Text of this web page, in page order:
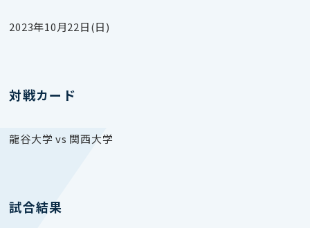
2023年10月22日(日)
対戦カード
龍谷大学 vs 関西大学
試合結果